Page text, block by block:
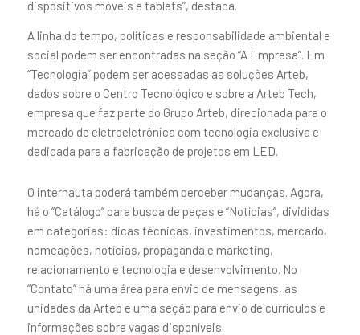
dispositivos móveis e tablets”, destaca.
A linha do tempo, políticas e responsabilidade ambiental e
social podem ser encontradas na seção “A Empresa”. Em
“Tecnologia” podem ser acessadas as soluções Arteb,
dados sobre o Centro Tecnológico e sobre a Arteb Tech,
empresa que faz parte do Grupo Arteb, direcionada para o
mercado de eletroeletrônica com tecnologia exclusiva e
dedicada para a fabricação de projetos em LED.
VOLNA КАЗИНО:
ОБЗОР НОВЫХ
ИГРОВЫХ
АВТОМАТОВ ДЛЯ
РОССИЯН
O internauta poderá também perceber mudanças. Agora,
há o “Catálogo” para busca de peças e “Notícias”, divididas
em categorias: dicas técnicas, investimentos, mercado,
nomeações, notícias, propaganda e marketing,
relacionamento e tecnologia e desenvolvimento. No
“Contato” há uma área para envio de mensagens, as
unidades da Arteb e uma seção para envio de currículos e
informações sobre vagas disponíveis.